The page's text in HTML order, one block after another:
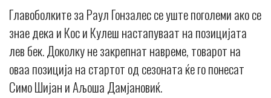
Главоболките за Раул Гонзалес се уште поголеми ако се
знае дека и Кос и Кулеш настапуваат на позицијата
лев бек. Доколку не закрепнат навреме, товарот на
оваа позиција на стартот од сезоната ќе го понесат
Симо Шијан и Аљоша Дамјановиќ.